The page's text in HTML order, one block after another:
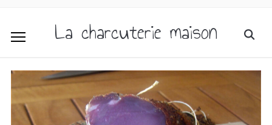
La charcuterie maison